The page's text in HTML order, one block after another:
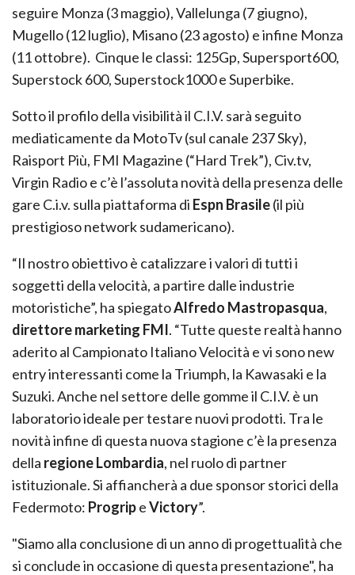
seguire Monza (3 maggio), Vallelunga (7 giugno),
Mugello (12 luglio), Misano (23 agosto) e infine Monza
(11 ottobre). Cinque le classi: 125Gp, Supersport600,
Superstock 600, Superstock1000 e Superbike.
Sotto il profilo della visibilità il C.I.V. sarà seguito
mediaticamente da MotoTv (sul canale 237 Sky),
Raisport Più, FMI Magazine (“Hard Trek”), Civ.tv,
Virgin Radio e c’è l’assoluta novità della presenza delle
gare C.i.v. sulla piattaforma di Espn Brasile(il più
prestigioso network sudamericano).
“Il nostro obiettivo è catalizzare i valori di tutti i
soggetti della velocità, a partire dalle industrie
motoristiche”, ha spiegatoAlfredo Mastropasqua,
direttore marketing FMI. “Tutte queste realtà hanno
aderito al Campionato Italiano Velocità e vi sono new
entry interessanti come la Triumph, la Kawasaki e la
Suzuki. Anche nel settore delle gomme il C.I.V. è un
laboratorio ideale per testare nuovi prodotti. Tra le
novità infine di questa nuova stagione c’è la presenza
della regione Lombardia, nel ruolo di partner
istituzionale. Si affiancherà a due sponsor storici della
Federmoto: ProgripeVictory”.
"Siamo alla conclusione di un anno di progettualità che
si conclude in occasione di questa presentazione", ha